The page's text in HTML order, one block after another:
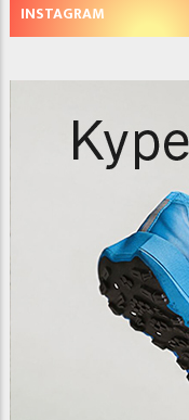
INSTAGRAM